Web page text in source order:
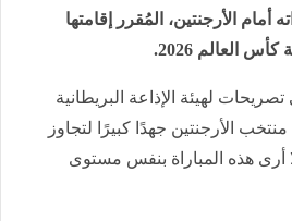
الأرجنتين، المُقرر إقامتها
العالم 2026.
لهيئة الإذاعة البريطانية
الأرجنتين جهدًا كبيرًا لتجاوز
أرى هذه المباراة بنفس مستوى